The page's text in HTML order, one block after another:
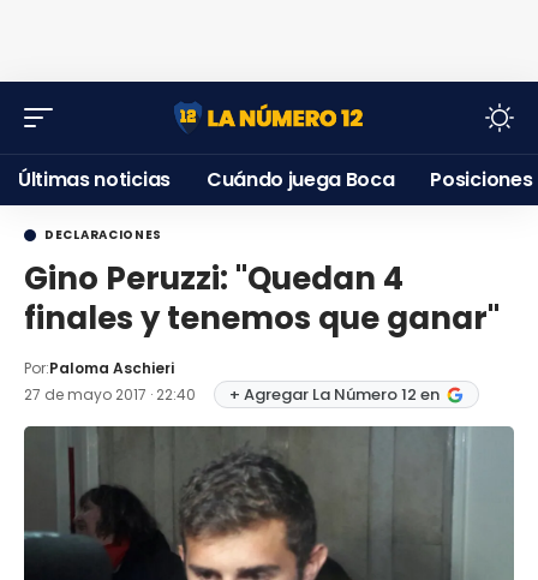
Últimas noticias Cuándo juega Boca Posiciones
DECLARACIONES
Gino Peruzzi: "Quedan 4
finales y tenemos que ganar"
Por:Paloma Aschieri
27 de mayo 2017 · 22:40
+ Agregar La Número 12 en